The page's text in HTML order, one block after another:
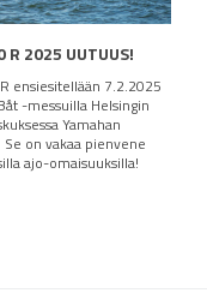
R 2025 UUTUUS!
ensiesitellään 7.2.2025
-messuilla Helsingin
Yamahan
on vakaa pienvene
ajo-omaisuuksilla!